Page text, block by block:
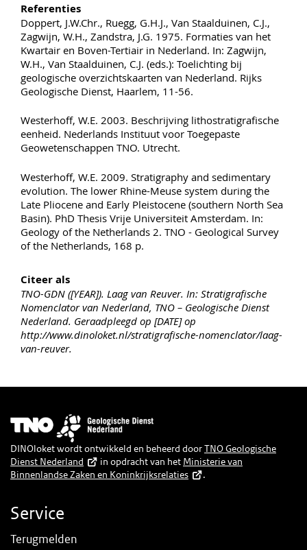
Referenties
Doppert, J.W.Chr., Ruegg, G.H.J., Van Staalduinen, C.J.,
Zagwijn, W.H., Zandstra, J.G. 1975. Formaties van het
Kwartair en Boven-Tertiair in Nederland. In: Zagwijn,
W.H., Van Staalduinen, C.J. (eds.): Toelichting bij
geologische overzichtskaarten van Nederland. Rijks
Geologische Dienst, Haarlem, 11-56.
Westerhoff, W.E. 2003. Beschrijving lithostratigrafische
eenheid. Nederlands Instituut voor Toegepaste
Geowetenschappen TNO. Utrecht.
Westerhoff, W.E. 2009. Stratigraphy and sedimentary
evolution. The lower Rhine-Meuse system during the
Late Pliocene and Early Pleistocene (southern North Sea
Basin). PhD Thesis Vrije Universiteit Amsterdam. In:
Geology of the Netherlands 2. TNO - Geological Survey
of the Netherlands, 168 p.
Citeer als
TNO-GDN ([YEAR]). Laag van Reuver. In: Stratigrafische
Nomenclator van Nederland, TNO – Geologische Dienst
Nederland. Geraadpleegd op [DATE] op
http://www.dinoloket.nl/stratigrafische-nomenclator/laag-
van-reuver.
Afbeelding
DINOloket wordt ontwikkeld en beheerd doorTNO Geologische
Dienst Nederland
in opdracht van het Ministerie van
Binnenlandse Zaken en Koninkrijksrelaties
.
Service
Terugmelden